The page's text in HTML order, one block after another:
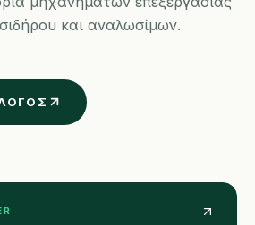
και αναλωσίμων.